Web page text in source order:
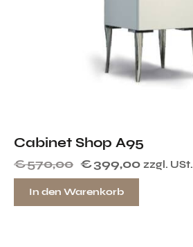
Cabinet Shop A95
€570,00 €399,00 zzgl. USt.
In den Warenkorb